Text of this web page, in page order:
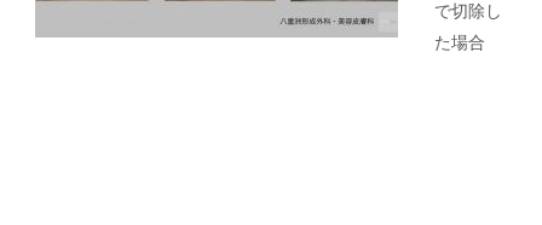
で切除し
た場合